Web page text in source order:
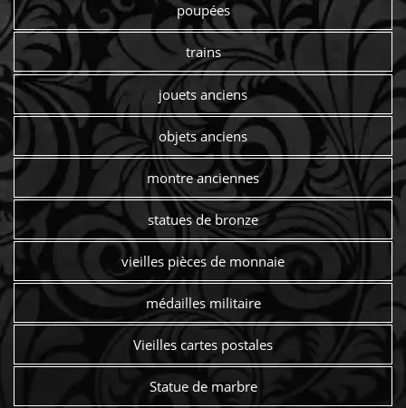
poupées
trains
jouets anciens
objets anciens
montre anciennes
statues de bronze
vieilles pièces de monnaie
médailles militaire
Vieilles cartes postales
Statue de marbre